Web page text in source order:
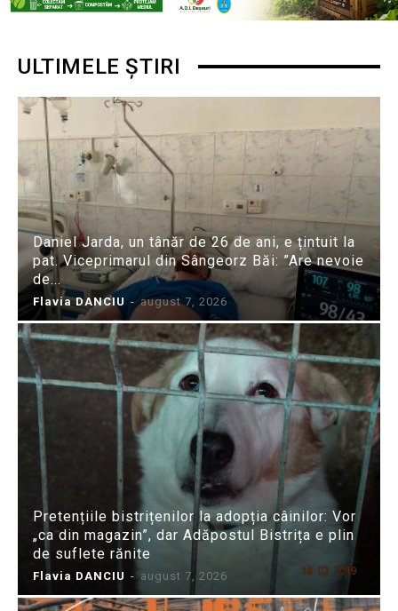
ULTIMELE ȘTIRI
Daniel Jarda, un tânăr de 26 de ani, e țintuit la
pat. Viceprimarul din Sângeorz Băi: ”Are nevoie
de...
Flavia DANCIU - august 7, 2026
Pretențiile bistrițenilor la adopția câinilor: Vor
„ca din magazin”, dar Adăpostul Bistrița e plin
de suflete rănite
Flavia DANCIU - august 7, 2026